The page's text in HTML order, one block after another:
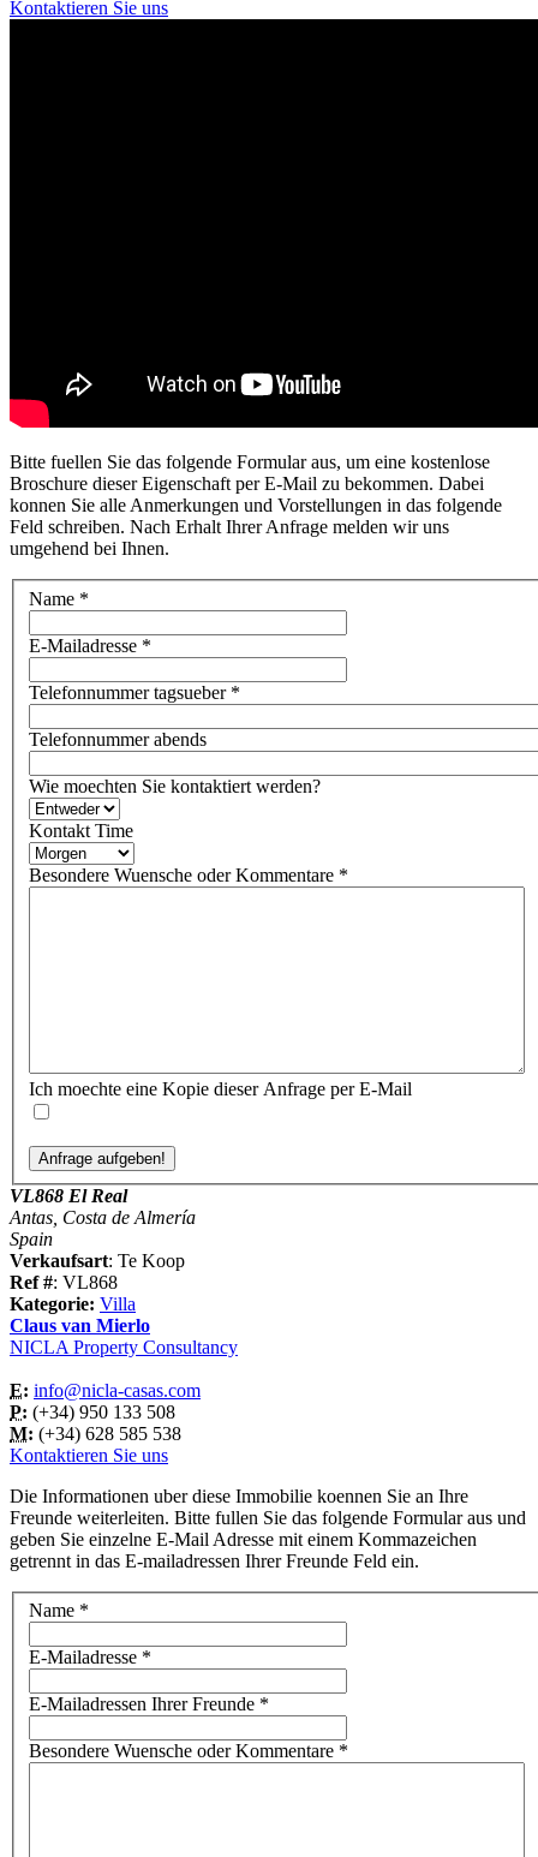
Kontaktieren Sie uns
Bitte fuellen Sie das folgende Formular aus, um eine kostenlose
Broschure dieser Eigenschaft per E-Mail zu bekommen. Dabei
konnen Sie alle Anmerkungen und Vorstellungen in das folgende
Feld schreiben. Nach Erhalt Ihrer Anfrage melden wir uns
umgehend bei Ihnen.
Name *
E-Mailadresse *
Telefonnummer tagsueber*
Telefonnummer abends
Wie moechten Sie kontaktiert werden?
Kontakt Time
Besondere Wuensche oder Kommentare *
Ich moechte eine Kopie dieser Anfrage per E-Mail
VL868 El Real
Antas, Costa de Almería
Spain
Verkaufsart: Te Koop
Ref #: VL868
Kategorie: Villa
Claus van Mierlo
NICLA Property Consultancy
E: info@nicla-casas.com
P: (+34) 950 133 508
M: (+34) 628 585 538
Kontaktieren Sie uns
Die Informationen uber diese Immobilie koennen Sie an Ihre
Freunde weiterleiten. Bitte fullen Sie das folgende Formular aus und
geben Sie einzelne E-Mail Adresse mit einem Kommazeichen
getrennt in das E-mailadressen Ihrer Freunde Feld ein.
Name *
E-Mailadresse *
E-Mailadressen Ihrer Freunde *
Besondere Wuensche oder Kommentare *